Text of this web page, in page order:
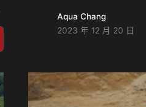
約5分鐘就能自助租還車。
據點已超過2,000個，看準
金門機場的第二停車場，會
APP完成預約，一下飛機便
Aqua Chang
2023 年 12 月 20 日